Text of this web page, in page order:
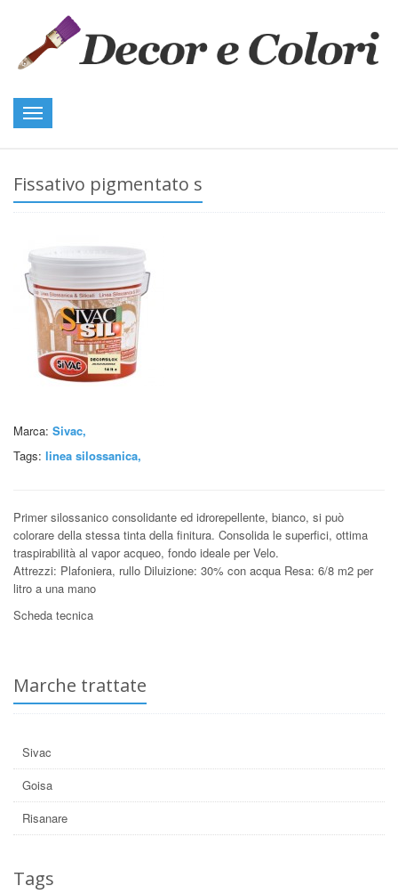
Toggle
navigation
Fissativo pigmentato s
Marca: Sivac,
Tags: linea silossanica,
Primer silossanico consolidante ed idrorepellente, bianco, si può
colorare della stessa tinta della finitura. Consolida le superfici, ottima
traspirabilità al vapor acqueo, fondo ideale per Velo.
Attrezzi: Plafoniera, rullo Diluizione: 30% con acqua Resa: 6/8 m2 per
litro a una mano
Scheda tecnica
Marche trattate
Sivac
Goisa
Risanare
Tags